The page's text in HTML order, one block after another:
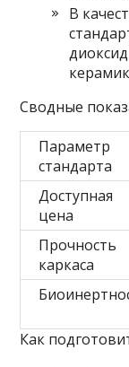
В
Сводные
Параметр
стандарта
Доступная
цена
Прочность
каркаса
Как